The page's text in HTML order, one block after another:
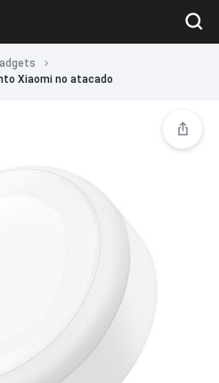
Xiaomi no atacado